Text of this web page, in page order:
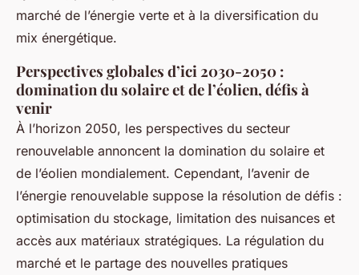
marché de l’énergie verte et à la diversification du
mix énergétique.
Perspectives globales d’ici 2030-2050 :
domination du solaire et de l’éolien, défis à
venir
À l’horizon 2050, les perspectives du secteur
renouvelable annoncent la domination du solaire et
de l’éolien mondialement. Cependant, l’avenir de
l’énergie renouvelable suppose la résolution de défis :
optimisation du stockage, limitation des nuisances et
accès aux matériaux stratégiques. La régulation du
marché et le partage des nouvelles pratiques